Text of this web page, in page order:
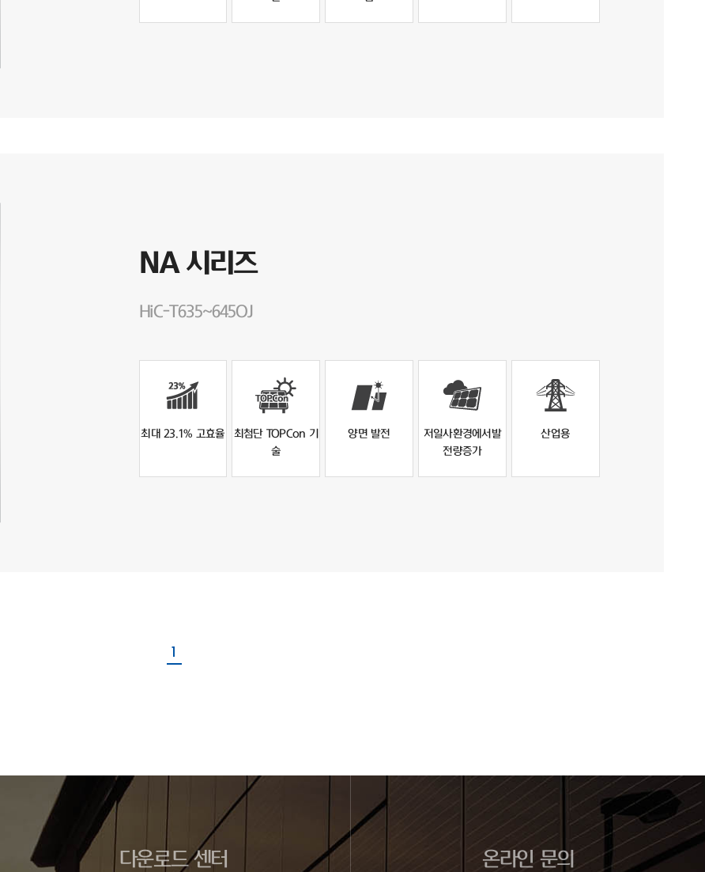
NA 시리즈
HiC-T635~645OJ
최대 23.1% 고효율
최첨단 TOPCon 기
술
양면 발전
저일사환경에서발
전량증가
산업용
1
다운로드 센터 온라인 문의